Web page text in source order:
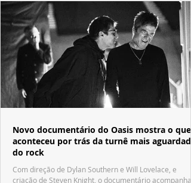
Novo documentário do Oasis mostra o que
aconteceu por trás da turnê mais aguardada
do rock
Com direção de Dylan Southern e Will Lovelace, e
criação de Steven Knight, o documentário acompanha